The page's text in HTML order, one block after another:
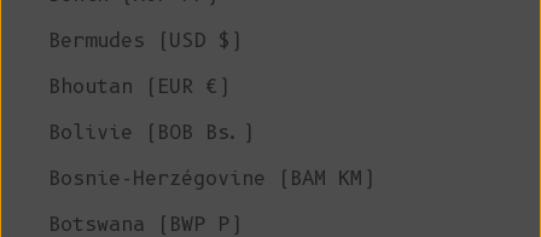
Bermudes (USD $)
Bhoutan (EUR €)
Bolivie (BOB Bs.)
Bosnie-Herzégovine (BAM КМ)
Botswana (BWP P)